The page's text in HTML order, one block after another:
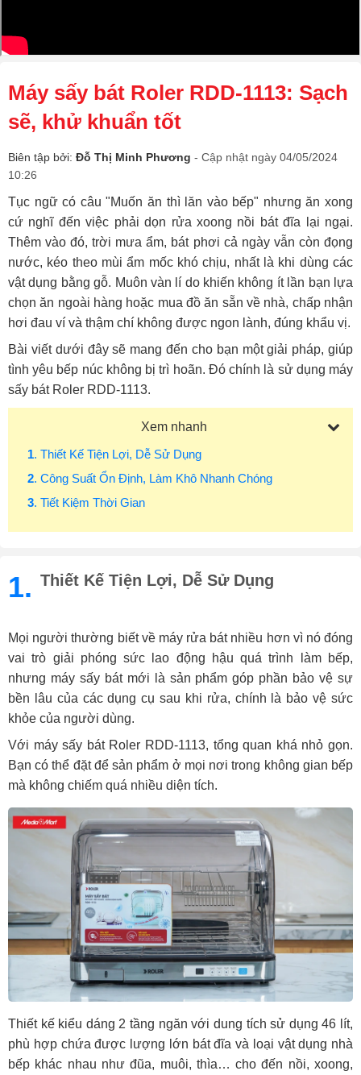
Máy sấy bát Roler RDD-1113: Sạch
sẽ, khử khuẩn tốt
Biên tập bởi: Đỗ Thị Minh Phương - Cập nhật ngày 04/05/2024
10:26
Tục ngữ có câu "Muốn ăn thì lăn vào bếp" nhưng ăn xong
cứ nghĩ đến việc phải dọn rửa xoong nồi bát đĩa lại ngại.
Thêm vào đó, trời mưa ẩm, bát phơi cả ngày vẫn còn đọng
nước, kéo theo mùi ẩm mốc khó chịu, nhất là khi dùng các
vật dụng bằng gỗ. Muôn vàn lí do khiến không ít lần bạn lựa
chọn ăn ngoài hàng hoặc mua đồ ăn sẵn về nhà, chấp nhận
hơi đau ví và thậm chí không được ngon lành, đúng khẩu vị.
Bài viết dưới đây sẽ mang đến cho bạn một giải pháp, giúp
tình yêu bếp núc không bị trì hoãn. Đó chính là sử dụng máy
sấy bát Roler RDD-1113.
Xem nhanh
1. Thiết Kế Tiện Lợi, Dễ Sử Dụng
2. Công Suất Ổn Định, Làm Khô Nhanh Chóng
3. Tiết Kiệm Thời Gian
1. Thiết Kế Tiện Lợi, Dễ Sử Dụng
Mọi người thường biết về máy rửa bát nhiều hơn vì nó đóng
vai trò giải phóng sức lao động hậu quá trình làm bếp,
nhưng máy sấy bát mới là sản phẩm góp phần bảo vệ sự
bền lâu của các dụng cụ sau khi rửa, chính là bảo vệ sức
khỏe của người dùng.
Với máy sấy bát Roler RDD-1113, tổng quan khá nhỏ gọn.
Bạn có thể đặt để sản phẩm ở mọi nơi trong không gian bếp
mà không chiếm quá nhiều diện tích.
Thiết kế kiểu dáng 2 tầng ngăn với dung tích sử dụng 46 lít,
phù hợp chứa được lượng lớn bát đĩa và loại vật dụng nhà
bếp khác nhau như đũa, muôi, thìa… cho đến nồi, xoong,